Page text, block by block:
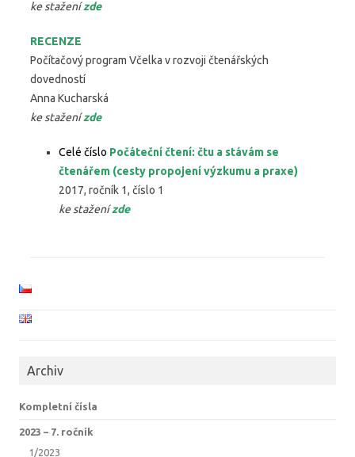
ke staženízde
RECENZE
Počítačový program Včelka v rozvoji čtenářských
dovedností
Anna Kucharská
ke staženízde
Celé číslo Počáteční čtení: čtu a stávám se
čtenářem (cesty propojení výzkumu a praxe)
2017, ročník 1, číslo 1
ke staženízde
Archiv
Kompletní čísla
2023 –⁠ 7. ročník
1/2023